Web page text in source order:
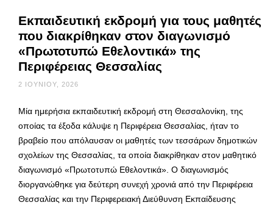
Εκπαιδευτική εκδρομή για τους μαθητές
που διακρίθηκαν στον διαγωνισμό
«Πρωτοτυπώ Εθελοντικά» της
Περιφέρειας Θεσσαλίας
2 ΙΟΥΝΊΟΥ, 2026
Μία ημερήσια εκπαιδευτική εκδρομή στη Θεσσαλονίκη, της
οποίας τα έξοδα κάλυψε η Περιφέρεια Θεσσαλίας, ήταν το
βραβείο που απόλαυσαν οι μαθητές των τεσσάρων δημοτικών
σχολείων της Θεσσαλίας, τα οποία διακρίθηκαν στον μαθητικό
διαγωνισμό «Πρωτοτυπώ Εθελοντικά». Ο διαγωνισμός
διοργανώθηκε για δεύτερη συνεχή χρονιά από την Περιφέρεια
Θεσσαλίας και την Περιφερειακή Διεύθυνση Εκπαίδευσης